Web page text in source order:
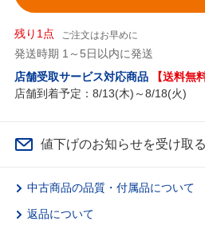
残り1点 ご注文はお早めに
発送時期 1～5日以内に発送
店舗受取サービス対応商品
【送料無
店舗到着予定：8/13(木)～8/18(火)
値下げのお知らせを受け取る
中古商品の品質・付属品について
返品について